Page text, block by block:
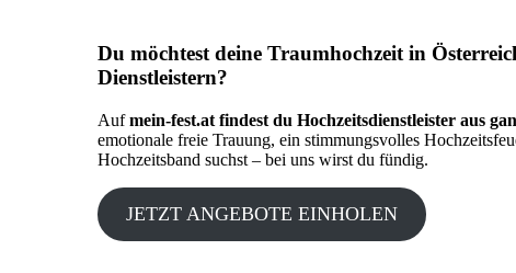
Du möchtest deine Traumhochzeit in
Dienstleistern?
Aufmein-fest.at findest du Hochzeitsdienstleister aus
emotionale freie Trauung, ein stimmungsvolles
Hochzeitsband suchst – bei uns wirst du fündig.
JETZT ANGEBOTE EINHOLEN